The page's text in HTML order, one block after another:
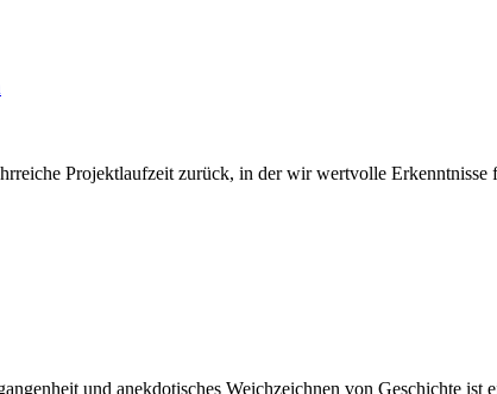
Projektlaufzeit zurück, in der wir wertvolle Erkenntnisse
und anekdotisches Weichzeichnen von Geschichte ist